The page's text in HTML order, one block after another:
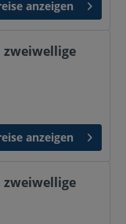
anzeigen
zweiwellige
anzeigen
zweiwellige